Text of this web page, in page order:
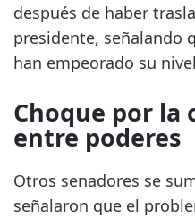
después de haber
presidente, señalando
han empeorado su
Choque por la
entre poderes
Otros senadores se
señalaron que el